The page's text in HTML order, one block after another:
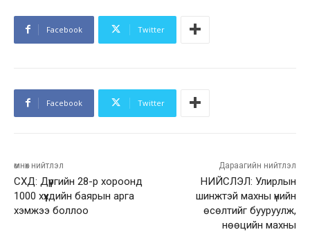
Facebook Twitter
Facebook Twitter
өмнөх нийтлэл
СХД: Дүүргийн 28-р хороонд
1000 хүүхдийн баярын арга
хэмжээ боллоо
Дараагийн нийтлэл
НИЙСЛЭЛ: Улирлын
шинжтэй махны үнийн
өсөлтийг бууруулж,
нөөцийн махны